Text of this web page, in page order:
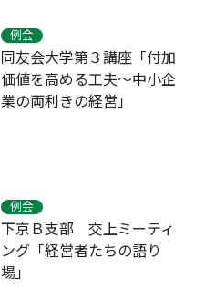
例会
同友会大学第３講座「付加
価値を高める工夫～中小企
業の両利きの経営」
例会
下京Ｂ支部 交上ミーティ
ング「経営者たちの語り
場」